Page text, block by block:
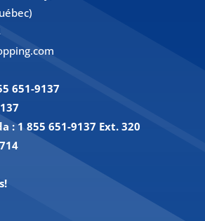
651-9137
: 1 855 651-9137 Ext. 320